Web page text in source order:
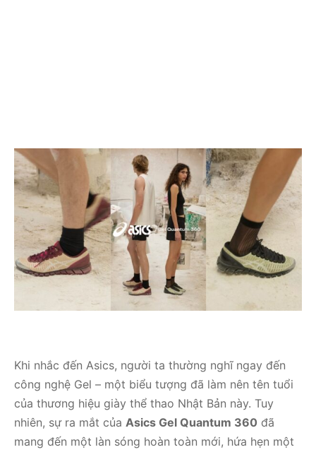
Khi nhắc đến Asics, người ta thường nghĩ ngay đến
công nghệ Gel – một biểu tượng đã làm nên tên tuổi
của thương hiệu giày thể thao Nhật Bản này. Tuy
nhiên, sự ra mắt của Asics Gel Quantum 360 đã
mang đến một làn sóng hoàn toàn mới, hứa hẹn một